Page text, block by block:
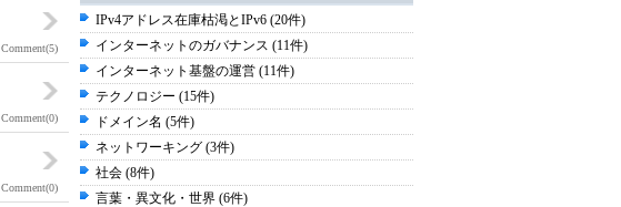
Comment(5)
Comment(0)
Comment(0)
IPv4アドレス在庫枯渇とIPv6 (20件)
インターネットのガバナンス (11件)
インターネット基盤の運営 (11件)
テクノロジー (15件)
ドメイン名 (5件)
ネットワーキング (3件)
社会 (8件)
言葉・異文化・世界 (6件)